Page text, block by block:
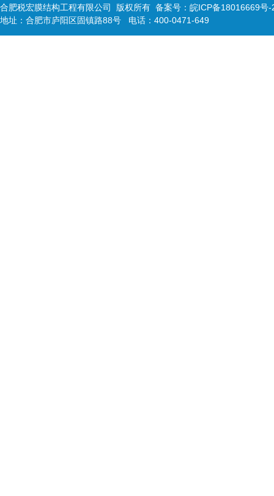
合肥税宏膜结构工程有限公司 版权所有 备案号： 皖ICP备18016669号-
地址：合肥市庐阳区固镇路88号 电话：400-0471-649